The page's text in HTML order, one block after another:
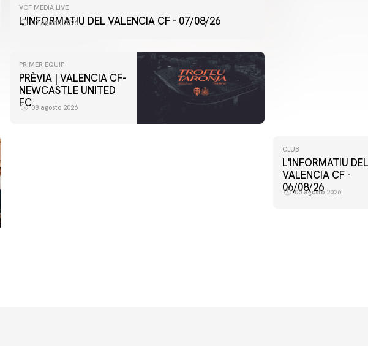
VCF MEDIA LIVE
L'INFORMATIU DEL VALENCIA CF - 07/08/26
07 agosto 2026
PRIMER EQUIP
PRÈVIA | VALENCIA CF-
NEWCASTLE UNITED
FC08 agosto 2026
CLUB
L'INFORMATIU DEL
VALENCIA CF -
06/08/26
06 agosto 2026